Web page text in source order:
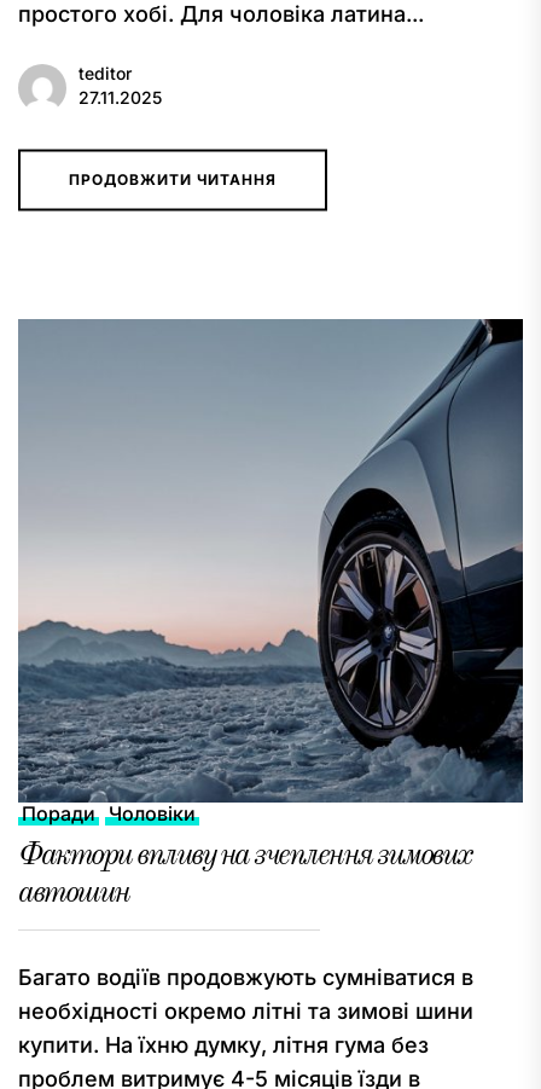
простого хобі. Для чоловіка латина...
teditor
27.11.2025
ПРОДОВЖИТИ ЧИТАННЯ
Поради Чоловіки
Фактори впливу на зчеплення зимових
автошин
Багато водіїв продовжують сумніватися в
необхідності окремо літні та зимові шини
купити. На їхню думку, літня гума без
проблем витримує 4-5 місяців їзди в